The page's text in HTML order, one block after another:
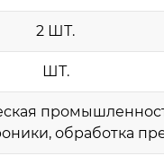
2 ШТ.
ШТ.
обработка